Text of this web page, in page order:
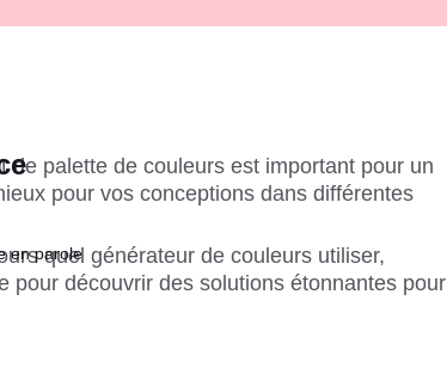
de palette de couleurs est important pour un
pour vos conceptions dans différentes
quel générateur de couleurs utiliser,
pour découvrir des solutions étonnantes pour
en parole